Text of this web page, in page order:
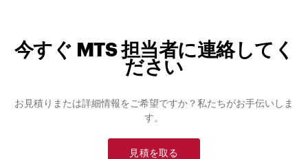
今すぐ MTS 担当者に連絡してく
ださい
お見積りまたは詳細情報をご希望ですか？私たちがお手伝いしま
す。
見積を取る